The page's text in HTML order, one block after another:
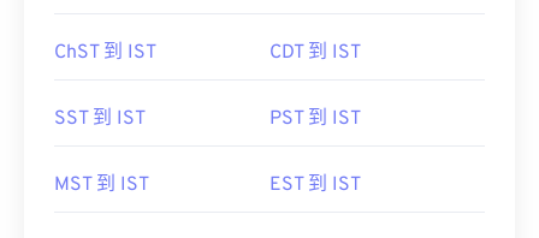
ChST 到 IST CDT 到 IST
SST 到 IST PST 到 IST
MST 到 IST EST 到 IST